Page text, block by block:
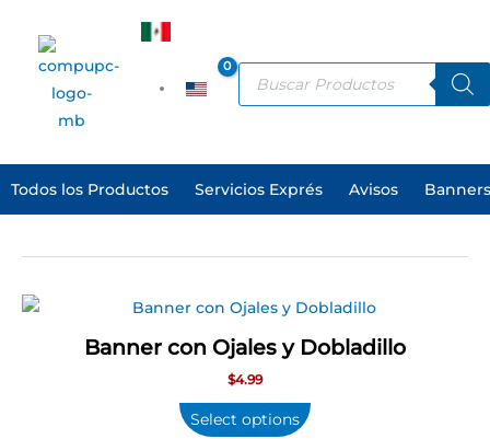
contenido
Products
search
Todos los Productos Servicios Exprés Avisos
Banner con Ojales y Dobladillo
$4.99
Select options